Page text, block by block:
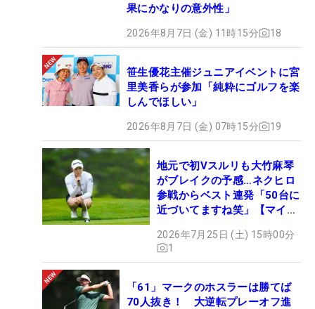
果にかなりの意外性」
2026年8月7日 (金) 11時15分 18
笹生優花主催ジュニアイベントに宮
里美香らが参加「純粋にゴルフを楽
しんでほしい」
2026年8月7日 (金) 07時15分 19
地元で初Vスルリも大竹麻琴
がブレイクの予感…ネクヒロ
参戦からベスト連発「50台に
近づいてますね笑」【マイナ
2026年7月25日 (土) 15時00分
1
「61」マークのホスラーは勝てば
70人抜き！ 大逆転プレーオフ進